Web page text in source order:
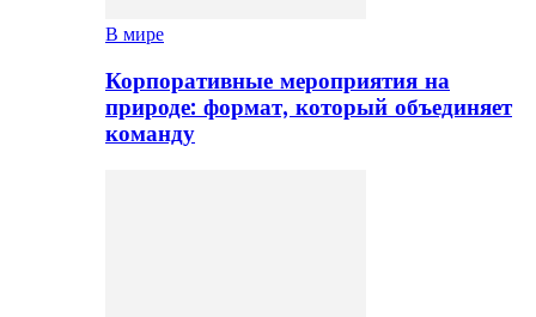
В мире
Корпоративные мероприятия на
природе: формат, который объединяет
команду